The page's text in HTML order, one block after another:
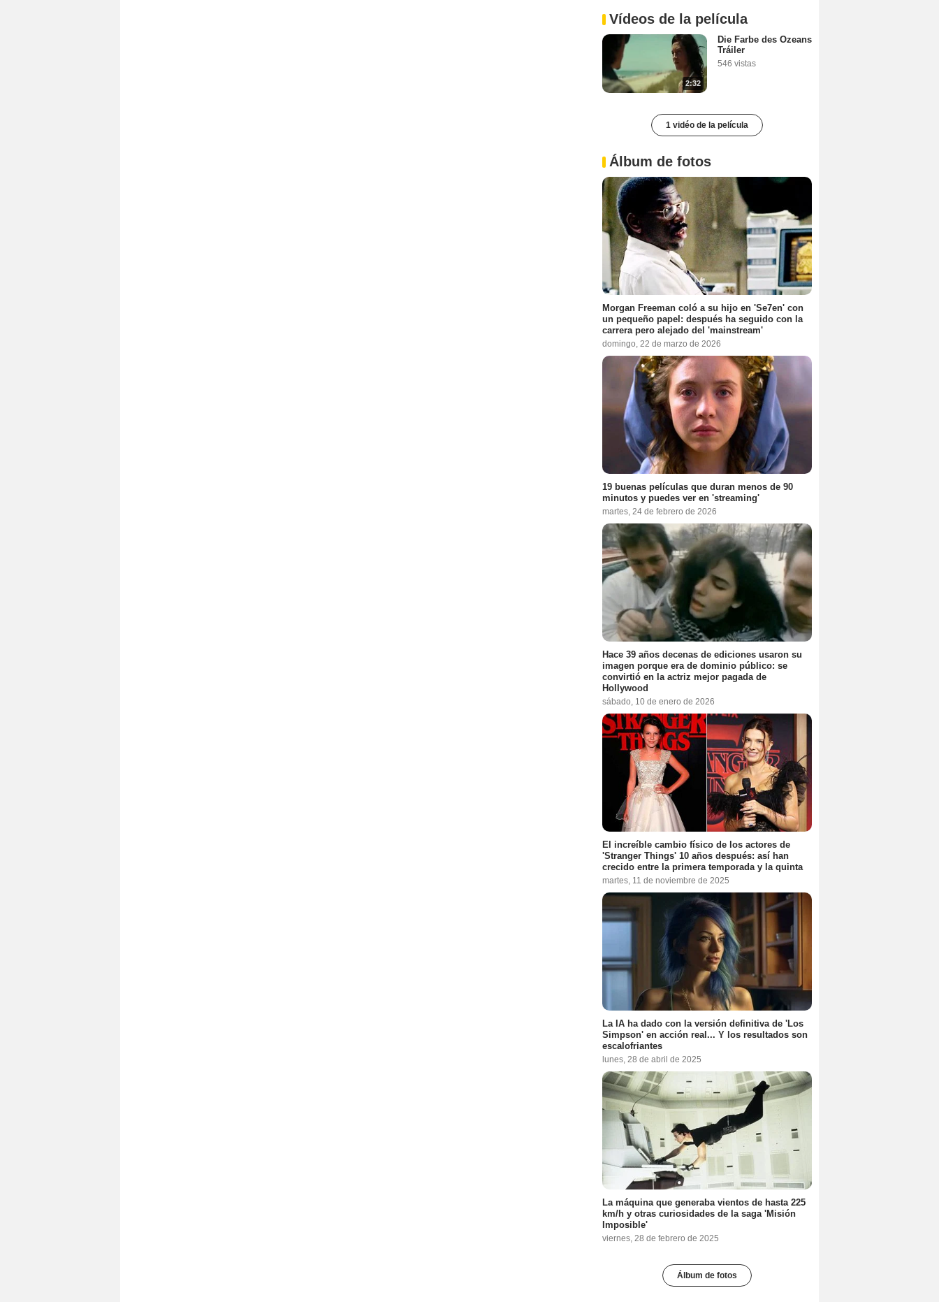
Vídeos de la película
2:32
Die Farbe des Ozeans
Tráiler
546 vistas
1 vidéo de la película
Álbum de fotos
Morgan Freeman coló a su hijo en 'Se7en' con
un pequeño papel: después ha seguido con la
carrera pero alejado del 'mainstream'
domingo, 22 de marzo de 2026
19 buenas películas que duran menos de 90
minutos y puedes ver en 'streaming'
martes, 24 de febrero de 2026
Hace 39 años decenas de ediciones usaron su
imagen porque era de dominio público: se
convirtió en la actriz mejor pagada de
Hollywood
sábado, 10 de enero de 2026
El increíble cambio físico de los actores de
'Stranger Things' 10 años después: así han
crecido entre la primera temporada y la quinta
martes, 11 de noviembre de 2025
La IA ha dado con la versión definitiva de 'Los
Simpson' en acción real... Y los resultados son
escalofriantes
lunes, 28 de abril de 2025
La máquina que generaba vientos de hasta 225
km/h y otras curiosidades de la saga 'Misión
Imposible'
viernes, 28 de febrero de 2025
Álbum de fotos